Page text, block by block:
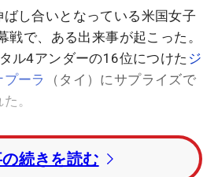
し合いとなっている米国女子
戦で、ある出来事が起こった。
ル4アンダーの16位につけた ジ
ーラ
（タイ）にサプライズで
。
奈紗のドライバースイング
続きを読む